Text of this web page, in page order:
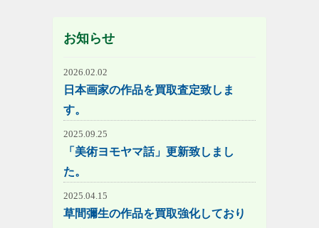
お知らせ
2026.02.02
日本画家の作品を買取査定致しま
す。
2025.09.25
「美術ヨモヤマ話」更新致しまし
た。
2025.04.15
草間彌生の作品を買取強化しており